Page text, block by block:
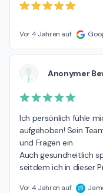
Vor 4 Jahren auf
Anonymer
Ich persönlich fühle
aufgehoben! Sein
und Fragen ein.
Auch gesundheitlich
seitdem ich in dieser
Vor 4 Jahren auf